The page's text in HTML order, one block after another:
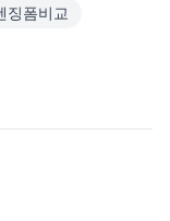
징폼비교